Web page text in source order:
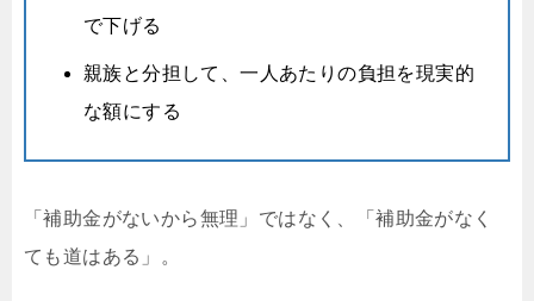
で下げる
親族と分担して、一人あたりの負担を現実的
な額にする
「補助金がないから無理」ではなく、「補助金がなく
ても道はある」。